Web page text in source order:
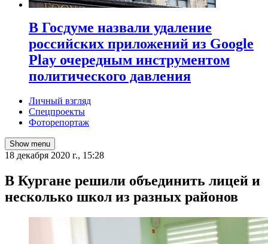
В Госдуме назвали удаление
российских приложений из Google
Play очередным инструментом
политического давления
Личный взгляд
Спецпроекты
Фоторепортаж
Show menu
18 декабря 2020 г., 15:28
​В Кургане решили объединить лицей и
несколько школ из разных районов